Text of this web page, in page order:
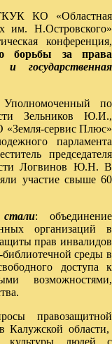
КО «Областная
им. Н.Островского»
конференция,
борьбы за права
государственная
по
Зельников Ю.И.,
«Земля-сервис Плюс»
парламента
председателя
Логвинов Ю.Н. В
участие свыше 60
: объединение
организаций в
прав инвалидов
среды в
доступа к
возможностями,
правозащитной
Калужской области,